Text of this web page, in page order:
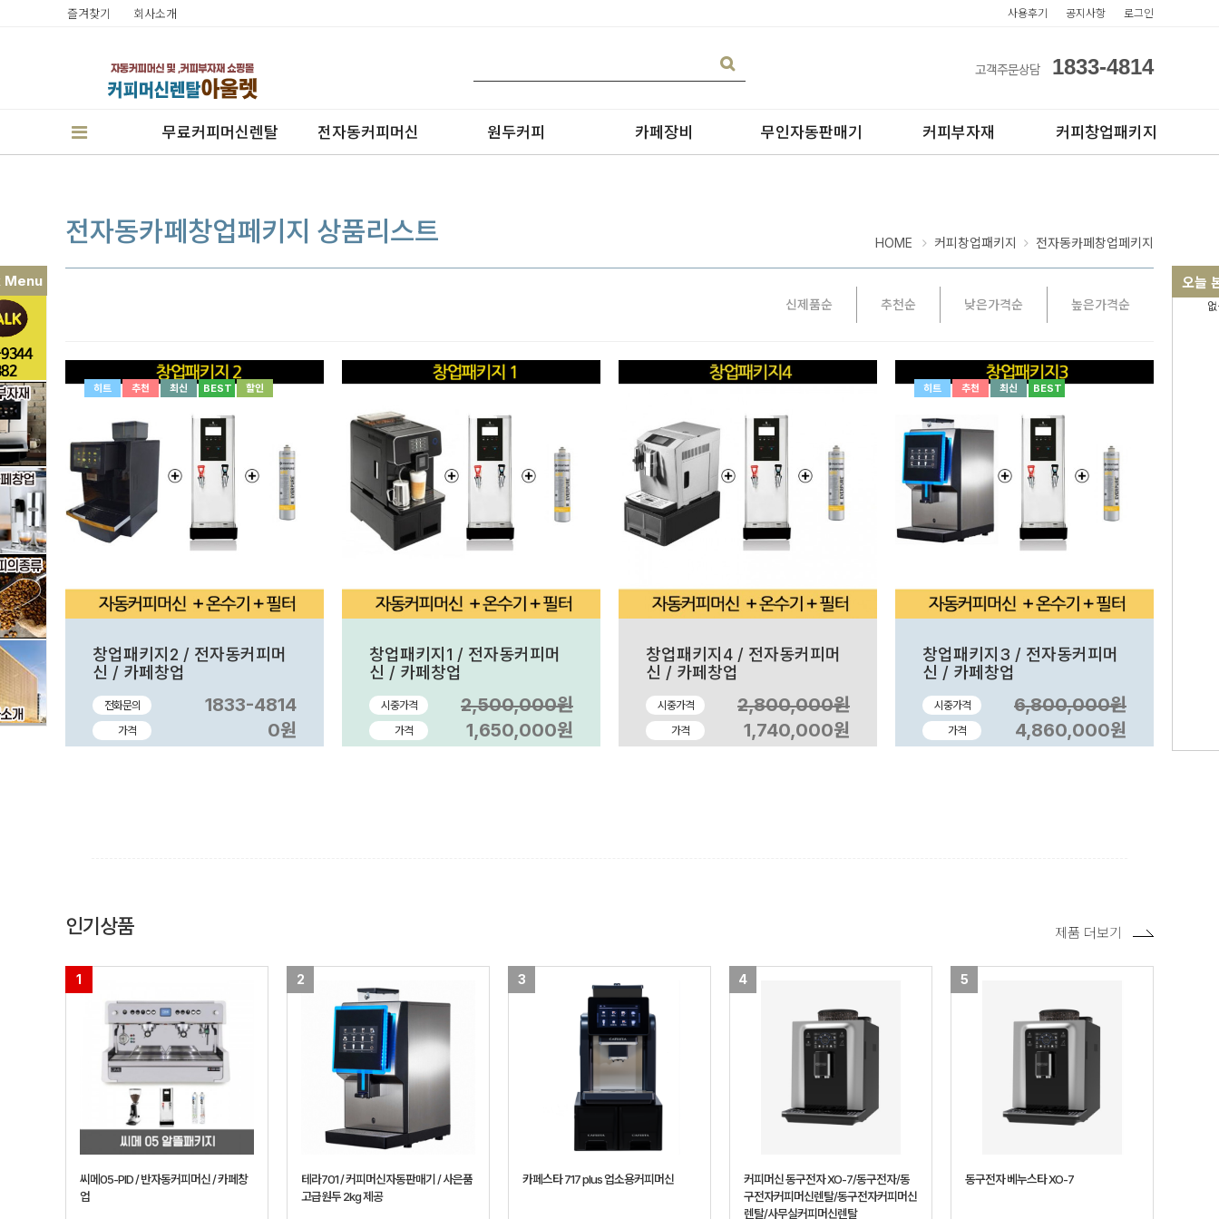
즐겨찾기 회사소개 사용후기 공지사항 로그인
고객주문상담 1833-4814
무료커피머신렌탈 전자동커피머신 원두커피 카페장비 무인자동판매기 커피부자재
아이스컵
커피창업패키지
전자동카페창업페키지
캔시머실링기
Menu 오늘
전자동카페창업페키지 상품리스트 HOME 커피창업패키지 전자동카페창업페키지
신제품순 추천순 낮은가격순 높은가격순
창업패키지2 / 전자동커피머
신 / 카페창업
전화문의 1833-4814
가격 0원
히트 추천 최신 BEST 할인
창업패키지1 / 전자동커피머
신 / 카페창업
시중가격 2,500,000원
가격 1,650,000원
창업패키지4 / 전자동커피머
신 / 카페창업
시중가격 2,800,000원
가격 1,740,000원
창업패키지3 / 전자동커피머
신 / 카페창업
시중가격 6,800,000원
가격 4,860,000원
히트 추천 최신 BEST
인기상품
1
씨메05-PID / 반자동커피머신 / 카페창
업
2
테라701 / 커피머신자동판매기 / 사은품
고급원두 2kg 제공
3
카페스타 717 plus 업소용커피머신
4
커피머신 동구전자 XO-7/동구전자/동
구전자커피머신렌탈/동구전자커피머신
렌탈/사무실커피머신렌탈
5
동구전자 베누스타 XO-7
제품 더보기